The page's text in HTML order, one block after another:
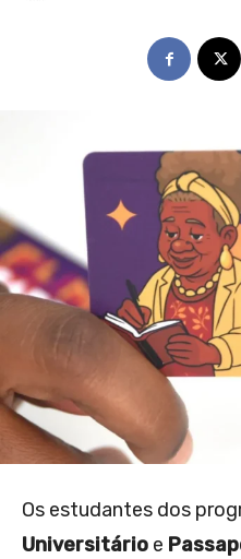
Os estudantes dos
Universitário e